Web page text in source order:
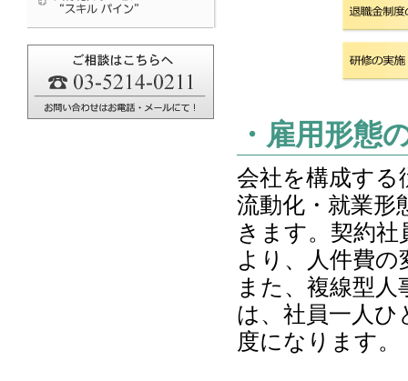
・雇用形態
会社を構成する
流動化・就業形
きます。契約
より、人件費
また、複線型
は、社員一人
度になります。